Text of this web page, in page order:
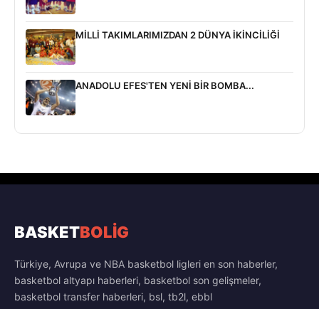
MİLLİ TAKIMLARIMIZDAN 2 DÜNYA İKİNCİLİĞİ
ANADOLU EFES'TEN YENİ BİR BOMBA...
BASKETBOLİG
Türkiye, Avrupa ve NBA basketbol ligleri en son haberler,
basketbol altyapı haberleri, basketbol son gelişmeler,
basketbol transfer haberleri, bsl, tb2l, ebbl